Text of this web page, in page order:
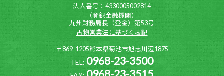
法人番号：4330005002814
（登録金融機関）
九州財務局長（登金）第53号
古物営業法に基づく表記
〒869-1205熊本県菊池市旭志川辺1875
TEL: 0968-23-3500